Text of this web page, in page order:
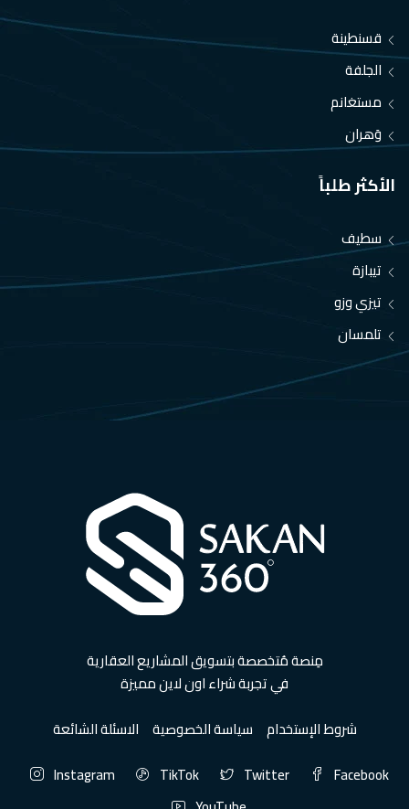
قسنطينة
الجلفة
مستغانم
وَهران
الأكثر طلباً
سطيف
تيبازة
تيزي وزو
تلمسان
مِنصة مُتخصصة بتسويق المشاريع العقارية
في تجربة شراء اون لاين مميزة
شروط الإستخدام سياسة الخصوصية الاسئلة الشائعة
Facebook
Twitter
TikTok
Instagram